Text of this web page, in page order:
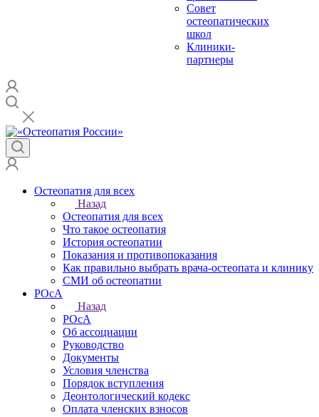
Совет
остеопатических
школ
Клиники-
партнеры
Остеопатия для всех
Назад
Остеопатия для всех
Что такое остеопатия
История остеопатии
Показания и противопоказания
Как правильно выбрать врача-остеопата и клинику
СМИ об остеопатии
РОсА
Назад
РОсА
Об ассоциации
Руководство
Документы
Условия членства
Порядок вступления
Деонтологический кодекс
Оплата членских взносов